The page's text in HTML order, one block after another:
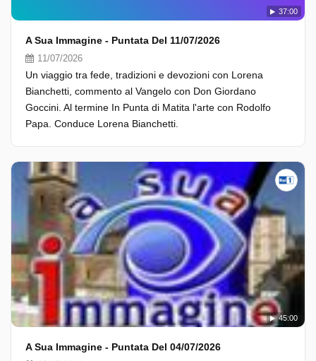
37:00
A Sua Immagine - Puntata Del 11/07/2026
11/07/2026
Un viaggio tra fede, tradizioni e devozioni con Lorena
Bianchetti, commento al Vangelo con Don Giordano
Goccini. Al termine In Punta di Matita l'arte con Rodolfo
Papa. Conduce Lorena Bianchetti.
45:00
A Sua Immagine - Puntata Del 04/07/2026